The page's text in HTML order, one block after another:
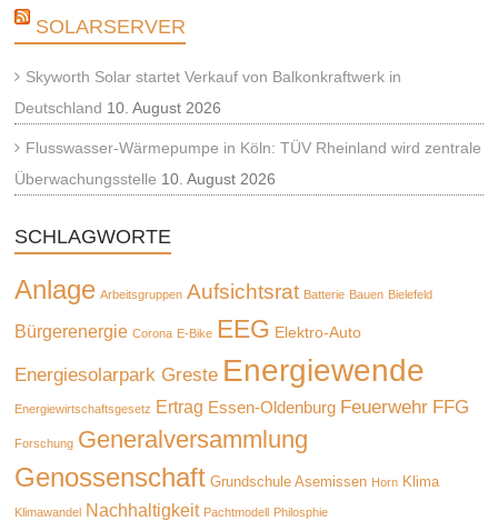
SOLARSERVER
Skyworth Solar startet Verkauf von Balkonkraftwerk in
Deutschland 10. August 2026
Flusswasser-Wärmepumpe in Köln: TÜV Rheinland wird zentrale
Überwachungsstelle 10. August 2026
SCHLAGWORTE
Anlage Arbeitsgruppen Aufsichtsrat Batterie Bauen Bielefeld
Bürgerenergie Corona E-Bike EEG Elektro-Auto
Energiesolarpark Greste Energiewende
Energiewirtschaftsgesetz Ertrag Essen-Oldenburg Feuerwehr FFG
Forschung Generalversammlung
Genossenschaft Grundschule Asemissen Horn Klima
Klimawandel Nachhaltigkeit Pachtmodell Philosphie